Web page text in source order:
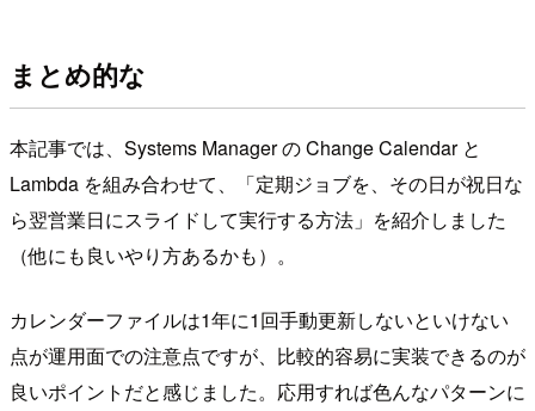
まとめ的な
本記事では、Systems Manager の Change Calendar と
Lambda を組み合わせて、「定期ジョブを、その日が祝日な
ら翌営業日にスライドして実行する方法」を紹介しました
（他にも良いやり方あるかも）。
カレンダーファイルは1年に1回手動更新しないといけない
点が運用面での注意点ですが、比較的容易に実装できるのが
良いポイントだと感じました。応用すれば色んなパターンに